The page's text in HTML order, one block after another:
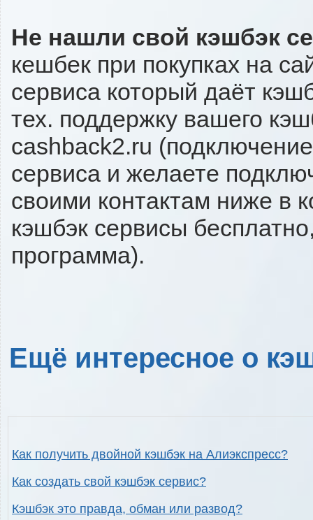
Не нашли свой кэшбэк
кешбек при покупках на
сервиса который даёт
тех. поддержку вашего
cashback2.ru
сервиса и желаете
своими контактам ниже в
кэшбэк сервисы
программа).
Ещё интересное о
Как получить двойной кэшбэк на Алиэкспресс?
Как создать свой кэшбэк сервис?
Кэшбэк это правда, обман или развод?